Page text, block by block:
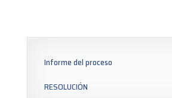
Informe del proceso
RESOLUCIÓN